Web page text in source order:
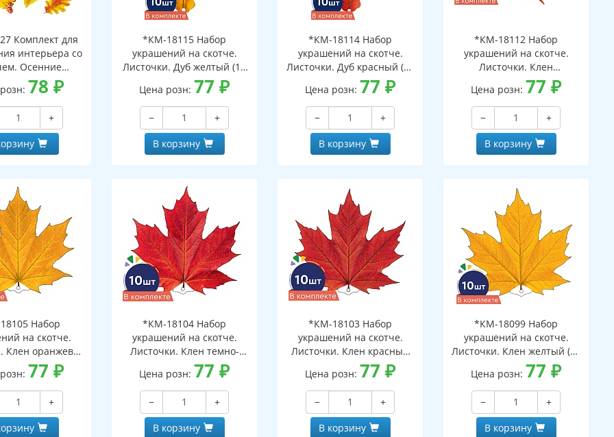
Комплект для
интерьера со
Осенние
1 (10 видов)
78₽
+
*КМ-18115 Набор
украшений на скотче.
Листочки. Дуб желтый (10
шт. в наборе,
двухсторонняя, ВД-лак)
Цена розн: 77₽
−
+
В корзину
*КМ-18114 Набор
украшений на скотче.
Листочки. Дуб красный (10
шт. в наборе,
двухсторонняя, ВД-лак)
Цена розн: 77₽
−
+
В корзину
*КМ-18112 Набор
украшений на скотче.
Листочки. Клен
оранжевый (10 шт. в
наборе, двухсторонняя, ВД-
лак)
Цена розн: 77₽
−
+
В корзину
Набор
на скотче.
Клен оранжево-
шт. в наборе,
ВД-лак)
77₽
+
*КМ-18104 Набор
украшений на скотче.
Листочки. Клен темно-
красный (10 шт. в наборе,
двухсторонняя, ВД-лак)
Цена розн: 77₽
−
+
В корзину
*КМ-18103 Набор
украшений на скотче.
Листочки. Клен красный
(10 шт. в наборе,
двухсторонняя, ВД-лак)
Цена розн: 77₽
−
+
В корзину
*КМ-18099 Набор
украшений на скотче.
Листочки. Клен желтый (10
шт. в наборе,
двухсторонняя, ВД-лак)
Цена розн: 77₽
−
+
В корзину